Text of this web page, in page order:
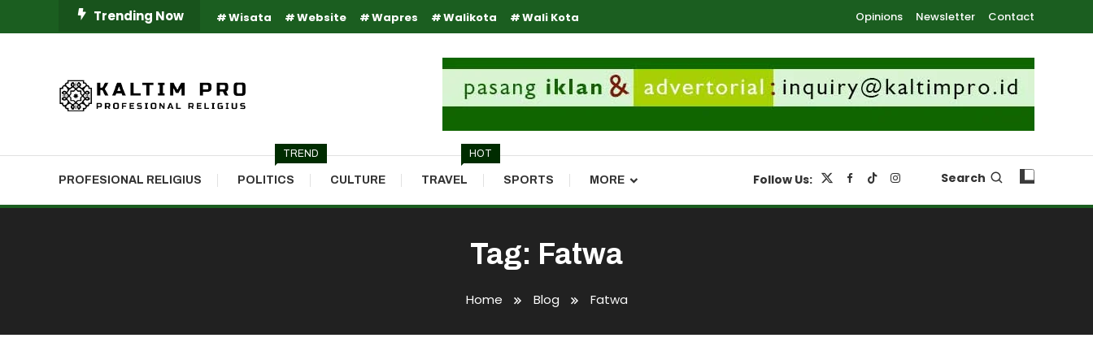
To
Trending Now Wisata Website Wapres Walikota Wali Kota Opinions Newsletter Contact
PROFESIONAL RELIGIUS POLITICS
TREND
CULTURE TRAVEL
HOT
SPORTS MORE Follow Us: Search
Tag: Fatwa
Home Blog Fatwa